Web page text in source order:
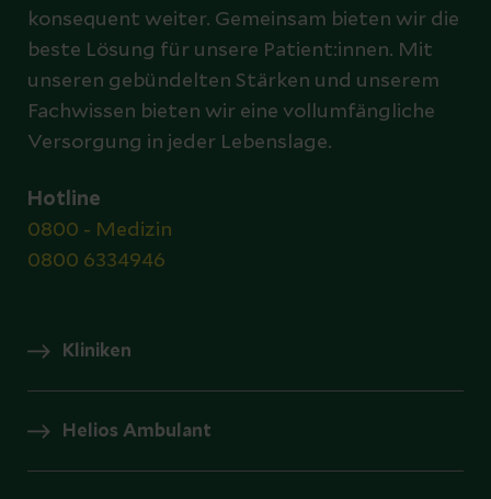
konsequent weiter. Gemeinsam bieten wir die
beste Lösung für unsere Patient:innen. Mit
unseren gebündelten Stärken und unserem
Fachwissen bieten wir eine vollumfängliche
Versorgung in jeder Lebenslage.
Hotline
0800 - Medizin
0800 6334946
Kliniken
Helios Ambulant